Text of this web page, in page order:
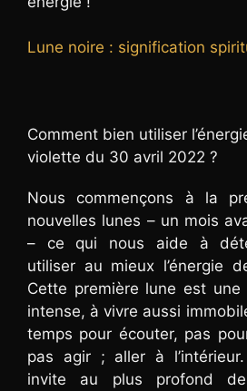
Lune noire : signification
Comment bien utiliser
violette du 30 avril 2022 ?
Nous commençons à la
nouvelles lunes – un mois
– ce qui nous aide à
utiliser au mieux l’énergie
Cette première lune est
intense, à vivre aussi
temps pour écouter, pas
pas agir ; aller à
invite au plus profond